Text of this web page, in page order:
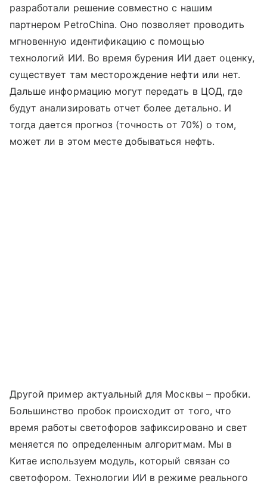
разработали решение совместно с нашим
партнером PetroChina. Оно позволяет проводить
мгновенную идентификацию с помощью
технологий ИИ. Во время бурения ИИ дает оценку,
существует там месторождение нефти или нет.
Дальше информацию могут передать в ЦОД, где
будут анализировать отчет более детально. И
тогда дается прогноз (точность от 70%) о том,
может ли в этом месте добываться нефть.
Другой пример актуальный для Москвы – пробки.
Большинство пробок происходит от того, что
время работы светофоров зафиксировано и свет
меняется по определенным алгоритмам. Мы в
Китае используем модуль, который связан со
светофором. Технологии ИИ в режиме реального